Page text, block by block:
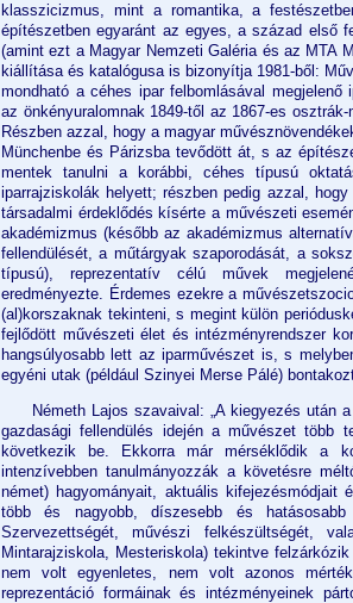
klasszicizmus, mint a romantika, a
építészetben egyaránt az egyes, a század első
(amint ezt a Magyar Nemzeti Galéria és az MTA
kiállítása és katalógusa is bizonyítja 1981-ből:
mondható a céhes ipar felbomlásával
az önkényuralomnak 1849-től az 1867-es
Részben azzal, hogy a magyar
Münchenbe és Párizsba tevődött át, s az
mentek tanulni a korábbi, céhes típusú
iparrajziskolák helyett; részben pedig azzal,
társadalmi érdeklődés kísérte a művészeti
akadémizmus (később az akadémizmus
fellendülését, a műtárgyak szaporodását, a
típusú), reprezentatív célú művek
eredményezte. Érdemes ezekre a
(al)korszaknak tekinteni, s megint külön
fejlődött művészeti élet és intézményrendszer
hangsúlyosabb lett az iparművészet is, s
egyéni utak (például Szinyei Merse Pálé)
Németh Lajos szavaival: „A kiegyezés után
gazdasági fellendülés idején a művészet több
következik be. Ekkorra már mérséklődik a
intenzívebben tanulmányozzák a követésre
német) hagyományait, aktuális kifejezésmódjait
több és nagyobb, díszesebb és
Szervezettségét, művészi felkészültségét,
Mintarajziskola, Mesteriskola) tekintve
nem volt egyenletes, nem volt azonos
reprezentáció formáinak és intézményeinek